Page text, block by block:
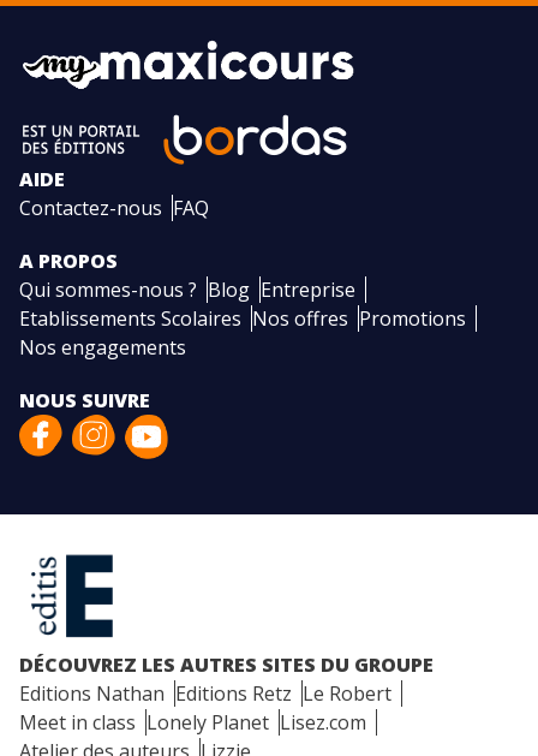
AIDE
Contactez-nous FAQ
A PROPOS
Qui sommes-nous ? Blog Entreprise
Etablissements Scolaires Nos offres Promotions
Nos engagements
NOUS SUIVRE
DÉCOUVREZ LES AUTRES SITES DU GROUPE
Editions Nathan Editions Retz Le Robert
Meet in class Lonely Planet Lisez.com